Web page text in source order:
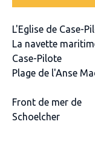
L'Eglise de Case-
La navette
Case-Pilote
Plage de l'Anse
Front de mer de
Schoelcher